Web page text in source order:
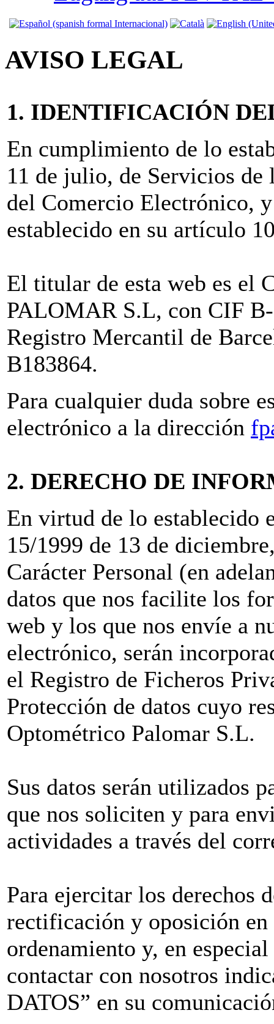
AVISO LEGAL
1. IDENTIFICACIÓN
En cumplimiento de lo
11 de julio, de Servicios
del Comercio Electrónico,
establecido en su artículo
El titular de esta web es el
PALOMAR S.L, con CIF
Registro Mercantil de
B183864.
Para cualquier duda sobre
electrónico a la dirección
2. DERECHO DE
En virtud de lo establecido
15/1999 de 13 de
Carácter Personal (en
datos que nos facilite los
web y los que nos envíe a
electrónico, serán
el Registro de Ficheros
Protección de datos cuyo
Optométrico Palomar S.L.
Sus datos serán utilizados
que nos soliciten y para
actividades a través del
Para ejercitar los derechos
rectificación y oposición
ordenamiento y, en
contactar con nosotros
DATOS” en su